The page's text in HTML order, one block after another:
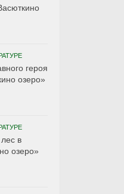
героя
озеро»
в
озеро»